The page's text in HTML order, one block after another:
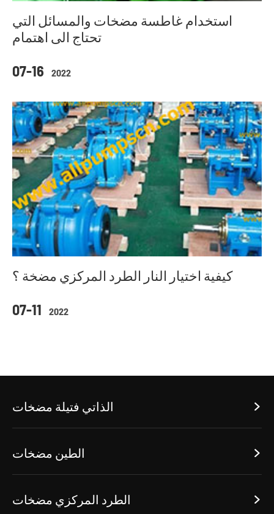
07-16 2022
استخدام غاطسة مضخات والمسائل التي
تحتاج الى اهتمام
07-11 2022
كيفية اختيار النار الطرد المركزي مضخة ؟
الذاتي فتيلة مضخات 
الطين مضخات 
الطرد المركزي مضخات 